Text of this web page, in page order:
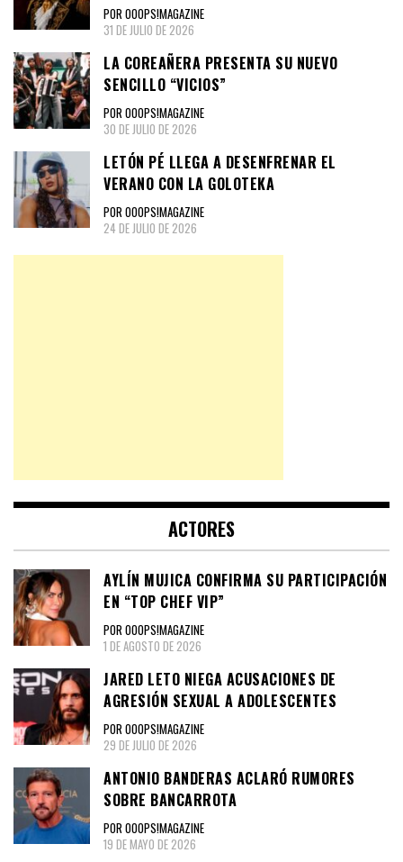
POR OOOPS!MAGAZINE
31 DE JULIO DE 2026
LA COREAÑERA PRESENTA SU NUEVO
SENCILLO “VICIOS”
POR OOOPS!MAGAZINE
30 DE JULIO DE 2026
LETÓN PÉ LLEGA A DESENFRENAR EL
VERANO CON LA GOLOTEKA
POR OOOPS!MAGAZINE
24 DE JULIO DE 2026
ACTORES
AYLÍN MUJICA CONFIRMA SU PARTICIPACIÓN
EN “TOP CHEF VIP”
POR OOOPS!MAGAZINE
1 DE AGOSTO DE 2026
JARED LETO NIEGA ACUSACIONES DE
AGRESIÓN SEXUAL A ADOLESCENTES
POR OOOPS!MAGAZINE
29 DE JULIO DE 2026
ANTONIO BANDERAS ACLARÓ RUMORES
SOBRE BANCARROTA
POR OOOPS!MAGAZINE
19 DE MAYO DE 2026